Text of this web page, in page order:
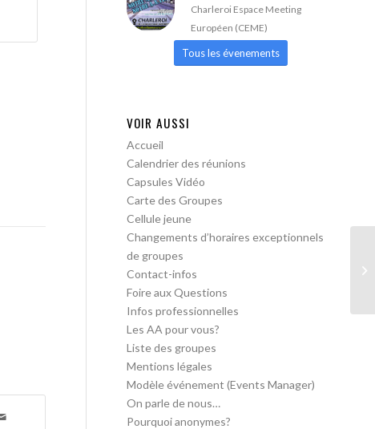
Charleroi Espace Meeting
Européen (CEME)
Tous les évenements
VOIR AUSSI
Accueil
Calendrier des réunions
Capsules Vidéo
Carte des Groupes
Cellule jeune
Changements d’horaires exceptionnels
de groupes
Contact-infos
Foire aux Questions
Infos professionnelles
Les AA pour vous?
Liste des groupes
Mentions légales
Modèle événement (Events Manager)
On parle de nous…
Pourquoi anonymes?
A